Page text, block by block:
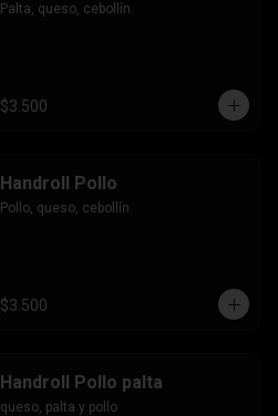
Palta, queso, cebollín.
$3.500
Handroll Pollo
Pollo, queso, cebollín.
$3.500
Handroll Pollo palta
queso, palta y pollo